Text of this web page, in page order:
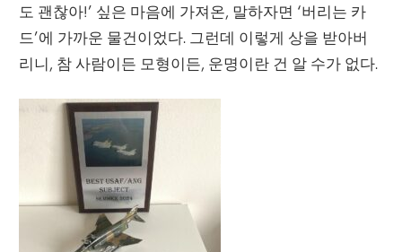
도 괜찮아!’ 싶은 마음에 가져온, 말하자면 ‘버리는 카
드’에 가까운 물건이었다. 그런데 이렇게 상을 받아버
리니, 참 사람이든 모형이든, 운명이란 건 알 수가 없다.